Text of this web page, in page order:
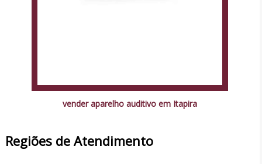
vender aparelho auditivo em Itapira
Regiões de Atendimento